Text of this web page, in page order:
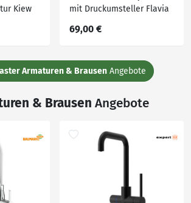
Kiew
mit Druckumsteller Flavia
69,00 €
Armaturen & BrausenAngebote
& Brausen Angebote